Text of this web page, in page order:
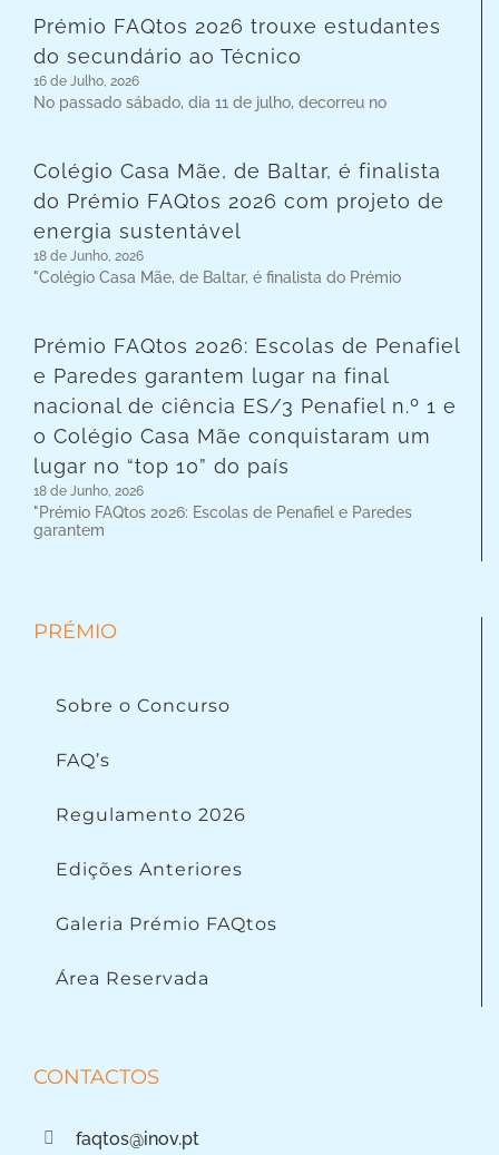
Prémio FAQtos 2026 trouxe estudantes
do secundário ao Técnico
16 de Julho, 2026
No passado sábado, dia 11 de julho, decorreu no
Colégio Casa Mãe, de Baltar, é finalista
do Prémio FAQtos 2026 com projeto de
energia sustentável
18 de Junho, 2026
"Colégio Casa Mãe, de Baltar, é finalista do Prémio
Prémio FAQtos 2026: Escolas de Penafiel
e Paredes garantem lugar na final
nacional de ciência ES/3 Penafiel n.º 1 e
o Colégio Casa Mãe conquistaram um
lugar no “top 10” do país
18 de Junho, 2026
"Prémio FAQtos 2026: Escolas de Penafiel e Paredes
garantem
PRÉMIO
Sobre o Concurso
FAQ’s
Regulamento 2026
Edições Anteriores
Galeria Prémio FAQtos
Área Reservada
CONTACTOS
faqtos@inov.pt